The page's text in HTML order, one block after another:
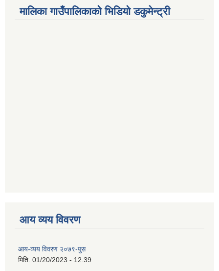
मालिका गाउँपालिकाको भिडियो डकुमेन्ट्री
आय व्यय विवरण
आय-व्यय विवरण २०७९-पुस
मिति: 01/20/2023 - 12:39